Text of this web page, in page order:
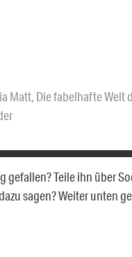
Matt, Die fabelhafte Welt
gefallen? Teile ihn über
sagen? Weiter unten